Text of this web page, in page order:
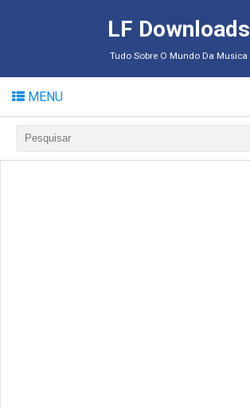
LF Downloads
Tudo Sobre O Mundo Da Musica
MENU